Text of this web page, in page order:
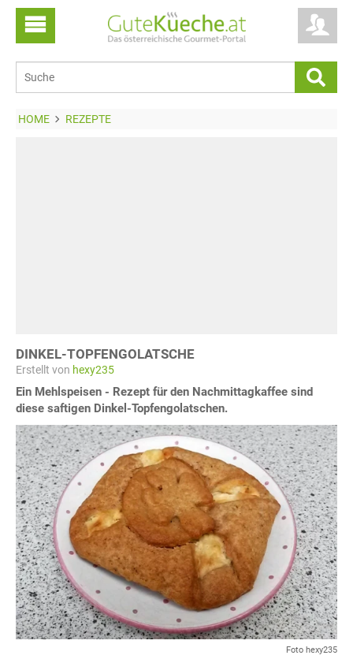
HOME REZEPTE
DINKEL-TOPFENGOLATSCHE
Erstellt von hexy235
Ein Mehlspeisen - Rezept für den Nachmittagkaffee sind
diese saftigen Dinkel-Topfengolatschen.
Foto hexy235